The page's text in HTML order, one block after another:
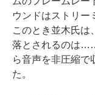
ウンドはストリー
このとき並木氏は
落とされるのは
ら音声を非圧縮で
た。